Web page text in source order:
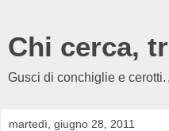
Chi cerca,
Gusci di conchiglie e
martedì, giugno 28, 2011